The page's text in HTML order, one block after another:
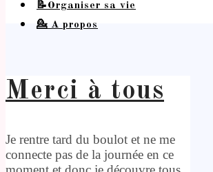
📝Organiser sa vie
💁 A propos
Merci à tous
Je rentre tard du boulot et ne me
connecte pas de la journée en ce